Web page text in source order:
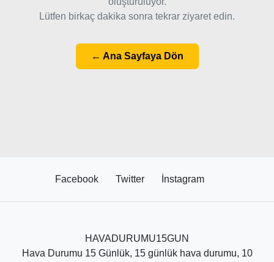
Lütfen birkaç dakika sonra tekrar ziyaret edin.
← Ana Sayfaya Dön
Facebook Twitter İnstagram
HAVADURUMU15GUN
Hava Durumu 15 Günlük, 15 günlük hava durumu, 10